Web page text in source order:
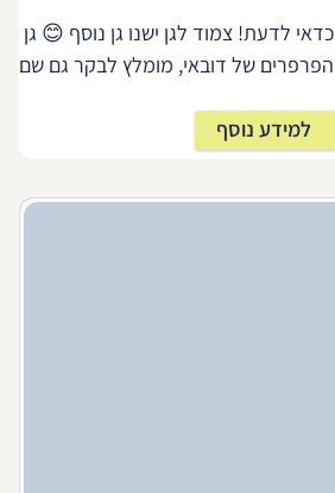
כדאי לדעת! צמוד לגן ישנו גן נוסף 😊 גן
הפרפרים של דובאי, מומלץ לבקר גם שם
למידע נוסף